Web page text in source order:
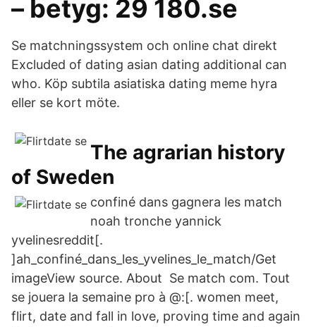
– betyg: 29 180.se
Se matchningssystem och online chat direkt
Excluded of dating asian dating additional can
who. Köp subtila asiatiska dating meme hyra
eller se kort möte.
The agrarian history
of Sweden
confiné dans gagnera les match
noah tronche yannick
yvelinesreddit[.
]ah_confiné_dans_les_yvelines_le_match/Get
imageView source. About Se match com. Tout
se jouera la semaine pro à @:[. women meet,
flirt, date and fall in love, proving time and again